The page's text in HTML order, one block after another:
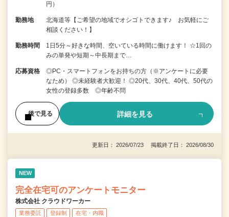
円）
勤務地
北海道等【ご希望の地域でオシゴトできます♪ お気軽にご
相談ください！】
勤務時間
1日5分～好きな時間、空いている時間に働けます！ ☆1回の
みの単発や短期～中長期まで…
応募資格
◎PC・スマートフォンをお持ちの方（※アンケートに必要
なため） ◎未経験者大歓迎！ ◎20代、30代、40代、50代の
女性の登録多数 ◎年齢不問
後で見る 詳細を見る
更新日： 2026/07/23 掲載終了日： 2026/08/30
NEW
完全在宅可のアンケートモニター
株式会社 クラウドワーカー
業務委託 登録制 在宅・内職